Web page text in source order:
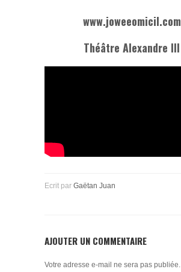
www.joweeomicil.com
Théâtre Alexandre III
Ecrit par Gaëtan Juan
AJOUTER UN COMMENTAIRE
Votre adresse e-mail ne sera pas publiée.